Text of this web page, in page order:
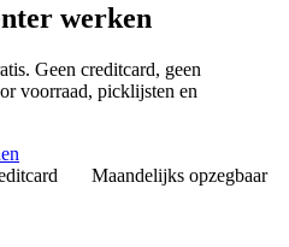
werken
Geen creditcard, geen
voorraad, picklijsten en
Maandelijks opzegbaar